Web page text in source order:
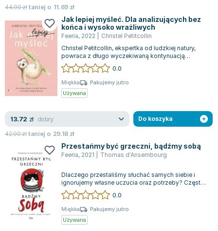
Joseph Murphy
Jan Sztaudynger
Aleksander Puszkin
Oscar Wilde
Małgorzata Ohme
Maddie Ziegler
Leszek Czarnecki
Joanna Racewicz
Janina Zającówna
Eric Helms
Anna Prus (oprac.)
Nela Mała Reporterka
Agnieszka Maciąg
Barbara Wrzesińska
Terry Pratchett
Virginia Woolf
Lorraine Warren
44.90złtaniej o 11.69 zł
Jak lepiej myśleć. Dla analizujących bez
końca i wysoko wrażliwych
Feeria, 2022
Christel Petitcollin
Christel Petitcollin, ekspertka od ludzkiej natury,
powraca z długo wyczekiwaną kontynuacją
swojego bestsellerowego poradnika "Jak...
0.0
Miękka
Pakujemy jutro
Używana
13.72 zł dobry
42.90złtaniej o 29.18 zł
Do koszyka
Przestańmy być grzeczni, bądźmy sobą
Feeria, 2021 Thomas d'Ansembourg
Dlaczego przestaliśmy słuchać samych siebie i
ignorujemy własne uczucia oraz potrzeby? Często
wolimy przyjmować rady od innych, za...
0.0
Miękka
Pakujemy jutro
Używana